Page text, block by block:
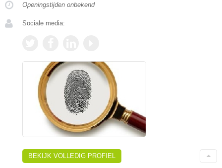
Openingstijden onbekend
Sociale media:
BEKIJK VOLLEDIG PROFIEL